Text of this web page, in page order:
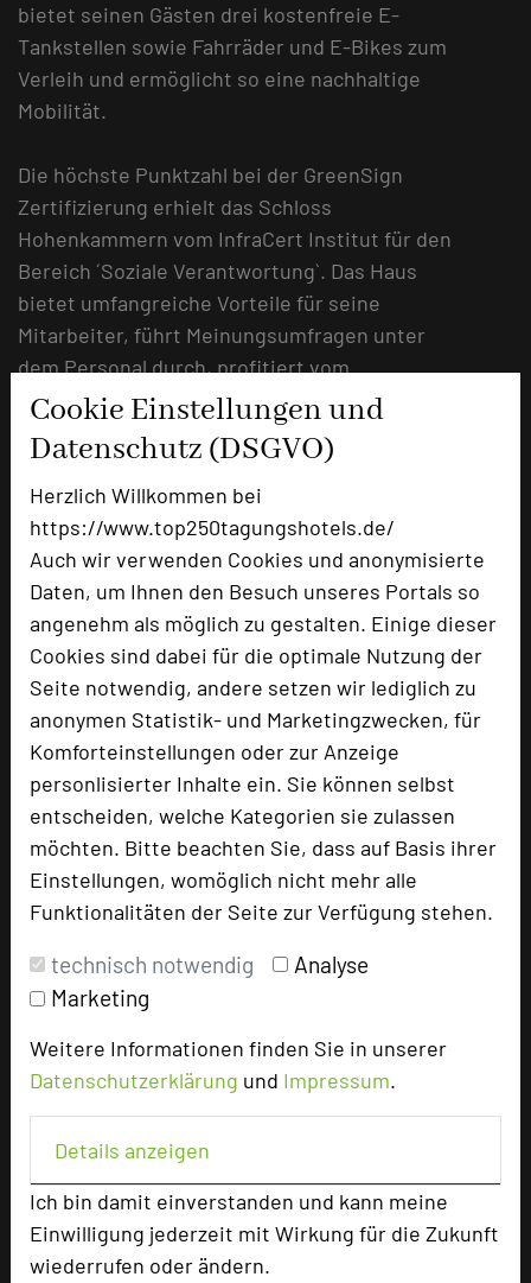
Cookie Einstellungen und
Datenschutz (DSGVO)
Herzlich Willkommen bei
https://www.top250tagungshotels.de/
Auch wir verwenden Cookies und anonymisierte
Daten, um Ihnen den Besuch unseres Portals so
angenehm als möglich zu gestalten. Einige dieser
Cookies sind dabei für die optimale Nutzung der
Seite notwendig, andere setzen wir lediglich zu
anonymen Statistik- und Marketingzwecken, für
Komforteinstellungen oder zur Anzeige
personlisierter Inhalte ein. Sie können selbst
entscheiden, welche Kategorien sie zulassen
möchten. Bitte beachten Sie, dass auf Basis ihrer
Einstellungen, womöglich nicht mehr alle
Funktionalitäten der Seite zur Verfügung stehen.
technisch notwendig
Analyse
Marketing
Weitere Informationen finden Sie in unserer
Datenschutzerklärung und Impressum.
Details anzeigen
Ich bin damit einverstanden und kann meine
Einwilligung jederzeit mit Wirkung für die Zukunft
wiederrufen oder ändern.
bietet seinen Gästen drei kostenfreie E-
Tankstellen sowie Fahrräder und E-Bikes zum
Verleih und ermöglicht so eine nachhaltige
Mobilität.
Die höchste Punktzahl bei der GreenSign
Zertifizierung erhielt das Schloss
Hohenkammern vom InfraCert Institut für den
Bereich ´Soziale Verantwortung`. Das Haus
bietet umfangreiche Vorteile für seine
Mitarbeiter, führt Meinungsumfragen unter
dem Personal durch, profitiert vom
Ideenreichtum der Teams, bietet viele
Sozialleistungen sowie Schulungen an und legt
großen Wert auf Fairness und Authentizität.
Eine hervorragende Einbindung aller
nachhaltiger Prozesse mit allen Mitarbeitern ist
dabei selbstverständlich. Eine Besonderheit ist
auch, dass jeder Mitarbeiter am Ende des
Jahres gratis einen Weihnachtsbaum aus dem
eigenen Forst erhält. Viele dieser individuellen
Zuwendungen und ein wertschätzender
Umgang untereinander machen das Schloss
Hohenkammer zu einem attraktiven
Arbeitgeber.
Geschäftsführer Martin Kirsch und sein Team
fokussieren sich neben den Umwelt- und
sozialen Aspekten auch auf die regionale
unterstützt, indem Veranstaltungsräume
kostenfrei zur Verfügung gestellt werden,
Spendenaktionen durchgeführt, günstiges
Mittagessen für den örtlichen Kindergarten
Armin Wolff, der für das InfraCert Institut vor
Ort das Audit zur GreenSign Zertifizierung
durchführte, erklärt: „Ich kenne das Haus schon